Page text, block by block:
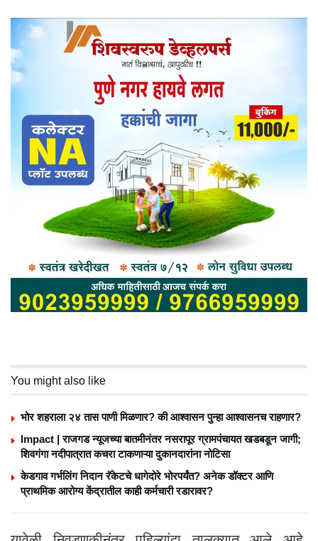
You might also like
भोर शहराला २४ तास पाणी मिळणार? की आश्वासन पुन्हा आश्वासनच राहणार?
Impact | राजगड न्यूजच्या बातमीनंतर नसरापूर ग्रामपंचायत खडबडून जागी;
शिवगंगा नदीपात्रात कचरा टाकणाऱ्या दुकानदारांना नोटिसा
केडगाव गर्भलिंग निदान रॅकेटचे धागेदोरे भोरपर्यंत? अनेक डॉक्टर आणि
प्राथमिक आरोग्य केंद्रातील काही कर्मचारी रडारावर?